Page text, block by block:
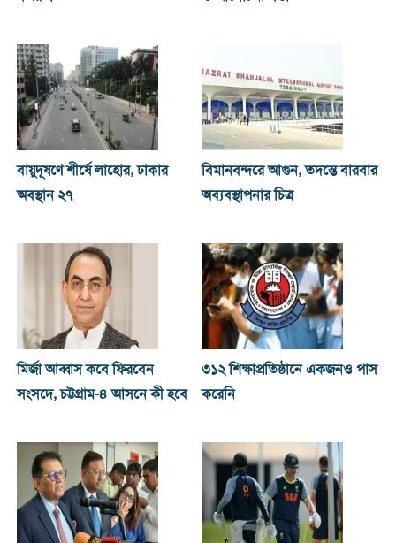
বায়ুদূষণে শীর্ষে লাহোর, ঢাকার
অবস্থান ২৭
বিমানবন্দরে আগুন, তদন্তে বারবার
অব্যবস্থাপনার চিত্র
মির্জা আব্বাস কবে ফিরবেন
সংসদে, চট্টগ্রাম-৪ আসনে কী হবে
৩১২ শিক্ষাপ্রতিষ্ঠানে একজনও পাস
করেনি